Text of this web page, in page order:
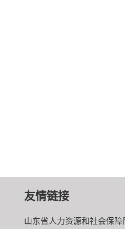
友情链接
山东省人力资源和社会保障